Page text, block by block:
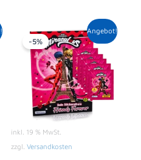
€.
Angebot!
-5%
inkl. 19 % MwSt.
zzgl. Versandkosten
Ursprünglicher
Preis
war:
8,90 €
Aktueller
Preis
ist:
8,49 €.